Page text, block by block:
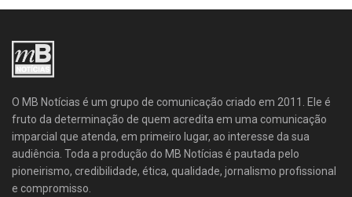
O MB Notícias é um grupo de comunicação criado em 2011. Ele é
fruto da determinação de quem acredita em uma comunicação
imparcial que atenda, em primeiro lugar, ao interesse da sua
audiência. Toda a produção do MB Notícias é pautada pelo
pioneirismo, credibilidade, ética, qualidade, jornalismo profissional
e compromisso.